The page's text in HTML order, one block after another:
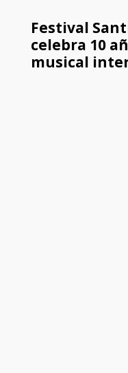
Festival
celebra 10
musical